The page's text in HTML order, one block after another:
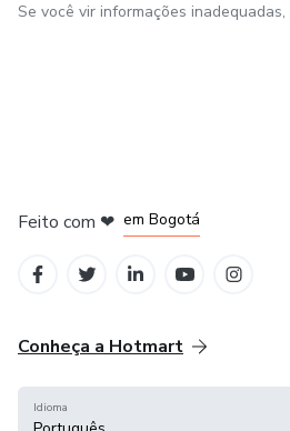
Se você vir informações inadequadas,
Feito com ❤ em Bogotá
Conheça a Hotmart
Idioma